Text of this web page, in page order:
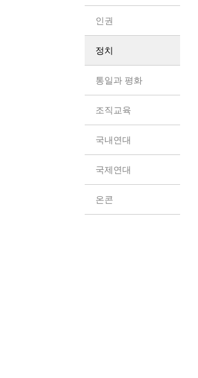
인권
정치
통일과 평화
조직교육
국내연대
국제연대
온콘